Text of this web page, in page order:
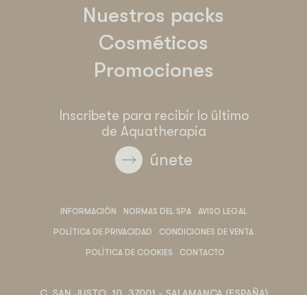
Nuestros packs
Cosméticos
Promociones
Inscríbete para recibir lo último
de Aquatherapia
únete
INFORMACIÓN NORMAS DEL SPA AVISO LEGAL
POLÍTICA DE PRIVACIDAD CONDICIONES DE VENTA
POLÍTICA DE COOKIES CONTACTO